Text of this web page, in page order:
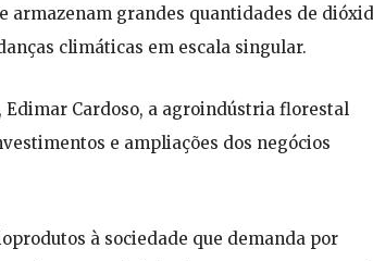
armazenam grandes quantidades de
climáticas em escala singular.
Edimar Cardoso, a agroindústria florestal
e ampliações dos negócios
à sociedade que demanda por